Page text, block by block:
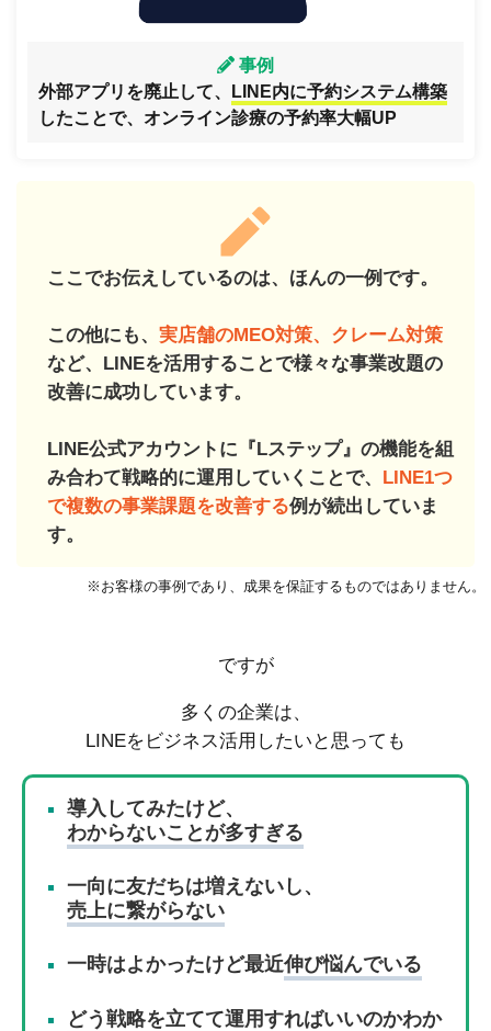
事例
外部アプリを廃止して、
LINE内に予約システム構築
したことで、オンライン診療の予約率大幅UP
ここでお伝えしているのは、ほんの一例です。
この他にも、 実店舗のMEO対策、クレーム対策
など、LINEを活用することで様々な事業改題の
改善に成功しています。
LINE公式アカウントに『Lステップ』の機能を組
み合わて戦略的に運用していくことで、 LINE1つ
で複数の事業課題を改善する例が続出していま
す。
※お客様の事例であり、成果を保証するものではありません。
ですが
多くの企業は、
LINEをビジネス活用したいと思っても
導入してみたけど、
わからないことが多すぎる
一向に友だちは増えないし、
売上に繋がらない
一時はよかったけど最近伸び悩んでいる
どう戦略を立てて運用すればいいのかわか